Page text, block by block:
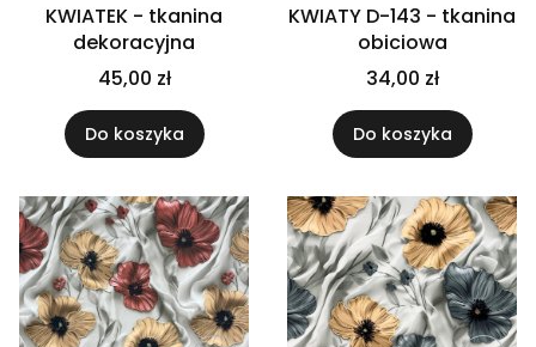
KWIATEK - tkanina
dekoracyjna
45,00 zł
Do koszyka
KWIATY D-143 - tkanina
obiciowa
34,00 zł
Do koszyka